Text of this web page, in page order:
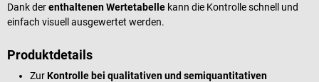
Dank derenthaltenen Wertetabelle kann die Kontrolle schnell und
einfach visuell ausgewertet werden.
Produktdetails
ZurKontrolle bei qualitativen und semiquantitativen